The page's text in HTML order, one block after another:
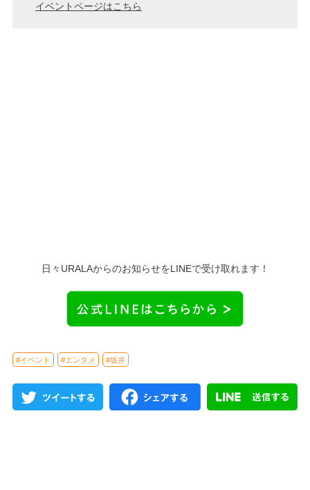
イベントページはこちら
日々URALAからのお知らせをLINEで受け取れます！
#イベント #エンタメ #坂井